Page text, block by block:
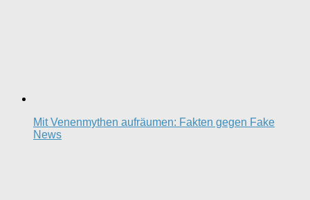
Mit Venenmythen aufräumen: Fakten gegen Fake
News